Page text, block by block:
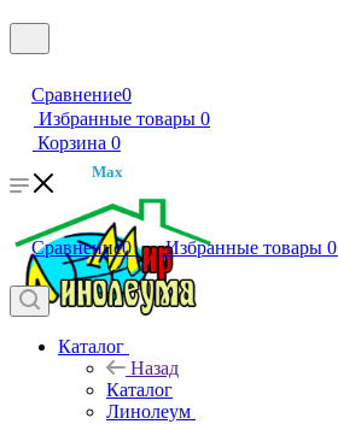
Сравнение0
Избранные товары 0
Корзина 0
Max
Сравнение0 Избранные товары 0
Каталог
Назад
Каталог
Линолеум